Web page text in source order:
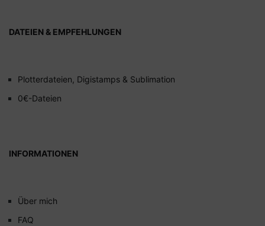
DATEIEN & EMPFEHLUNGEN
Plotterdateien, Digistamps & Sublimation
0€-Dateien
INFORMATIONEN
Über mich
FAQ